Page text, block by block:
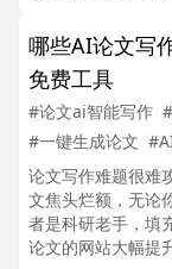
哪些AI论文写
免费工具
#论文ai智能写作
#一键生成论文
论文写作难题很难
文焦头烂额，无论
者是科研老手，填
论文的网站大幅提